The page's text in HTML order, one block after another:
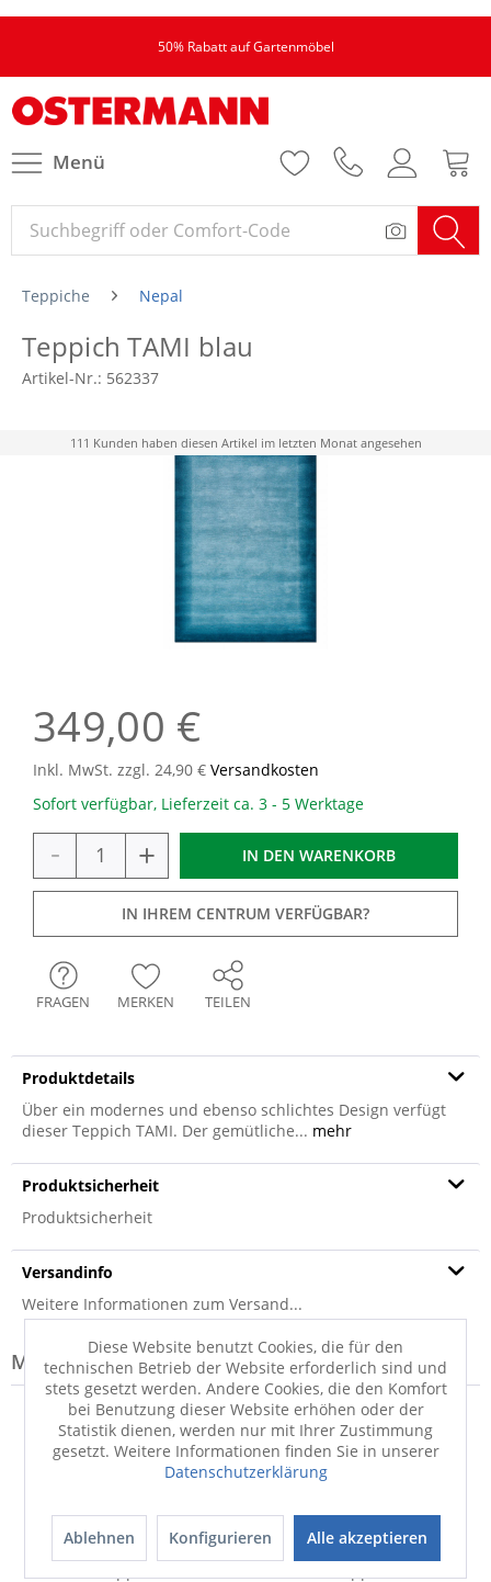
50% Rabatt auf Gartenmöbel
Menü
Teppiche Nepal
Teppich TAMI blau
Artikel-Nr.: 562337
111 Kunden haben diesen Artikel im letzten Monat angesehen
349,00 €
Inkl. MwSt. zzgl. 24,90 € Versandkosten
Sofort verfügbar, Lieferzeit ca. 3 - 5 Werktage
- + IN DEN WARENKORB
IN IHREM CENTRUM VERFÜGBAR?
FRAGEN MERKEN TEILEN
Produktdetails
Über ein modernes und ebenso schlichtes Design verfügt
dieser Teppich TAMI. Der gemütliche... mehr
Produktsicherheit
Produktsicherheit
Versandinfo
Weitere Informationen zum Versand...
Modell-Familie: TAMI
Diese Website benutzt Cookies, die für den
technischen Betrieb der Website erforderlich sind und
stets gesetzt werden. Andere Cookies, die den Komfort
bei Benutzung dieser Website erhöhen oder der
Statistik dienen, werden nur mit Ihrer Zustimmung
gesetzt. Weitere Informationen finden Sie in unserer
Datenschutzerklärung
Ablehnen Konfigurieren Alle akzeptieren